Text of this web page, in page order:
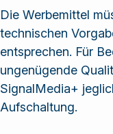
Die Werbemittel
technischen
entsprechen. Für
ungenügende
SignalMedia+
Aufschaltung.